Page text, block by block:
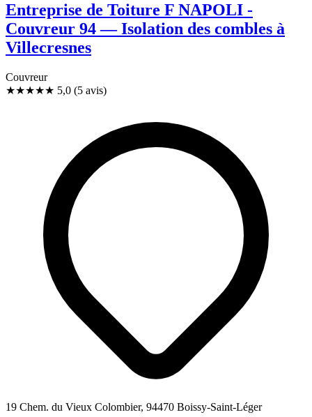
Entreprise de Toiture F NAPOLI -
Couvreur 94 — Isolation des combles à
Villecresnes
Couvreur
★★★★★ 5,0 (5 avis)
19 Chem. du Vieux Colombier, 94470 Boissy-Saint-Léger